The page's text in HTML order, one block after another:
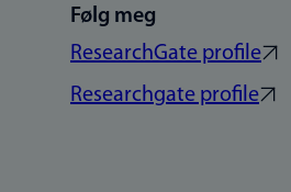
Følg meg
ResearchGate profile
Researchgate profile